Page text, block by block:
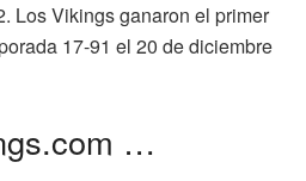
Los Vikings ganaron el primer
17-91 el 20 de diciembre
…